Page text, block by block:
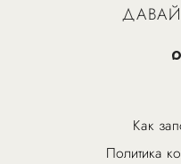
Как
Политика